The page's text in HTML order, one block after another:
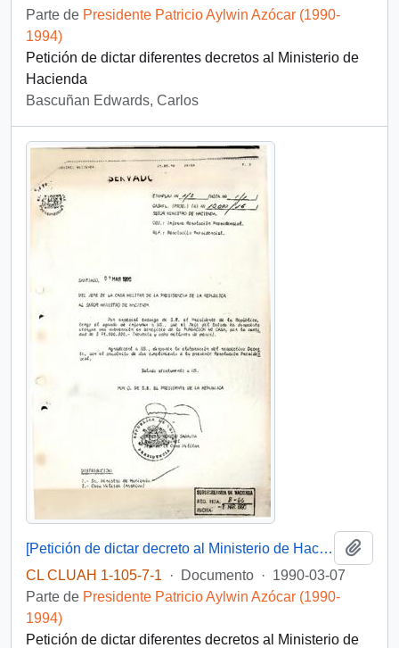
Parte de Presidente Patricio Aylwin Azócar (1990-
1994)
Petición de dictar diferentes decretos al Ministerio de
Hacienda
Bascuñan Edwards, Carlos
[Petición de dictar decreto al Ministerio de Hacienda]
CL CLUAH 1-105-7-1
· Documento · 1990-03-07
Parte de Presidente Patricio Aylwin Azócar (1990-
1994)
Petición de dictar diferentes decretos al Ministerio de